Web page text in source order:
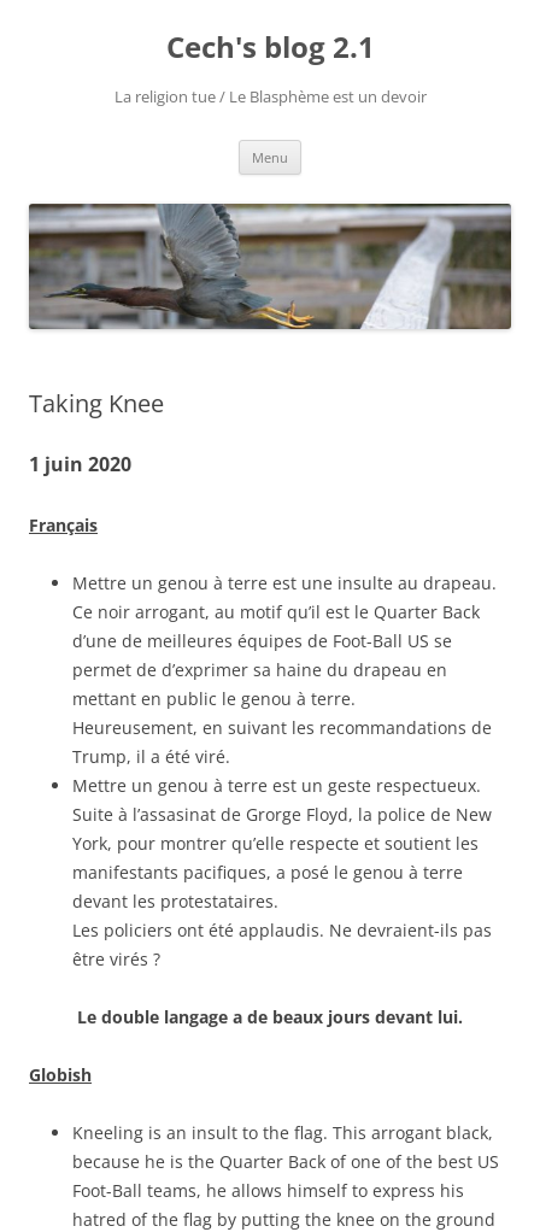
Cech's blog 2.1
La religion tue / Le Blasphème est un devoir
Menu
Taking Knee
1 juin 2020
Français
Mettre un genou à terre est une insulte au drapeau.
Ce noir arrogant, au motif qu’il est le Quarter Back
d’une de meilleures équipes de Foot-Ball US se
permet de d’exprimer sa haine du drapeau en
mettant en public le genou à terre.
Heureusement, en suivant les recommandations de
Trump, il a été viré.
Mettre un genou à terre est un geste respectueux.
Suite à l’assasinat de Grorge Floyd, la police de New
York, pour montrer qu’elle respecte et soutient les
manifestants pacifiques, a posé le genou à terre
devant les protestataires.
Les policiers ont été applaudis. Ne devraient-ils pas
être virés ?
Le double langage a de beaux jours devant lui.
Globish
Kneeling is an insult to the flag. This arrogant black,
because he is the Quarter Back of one of the best US
Foot-Ball teams, he allows himself to express his
hatred of the flag by putting the knee on the ground